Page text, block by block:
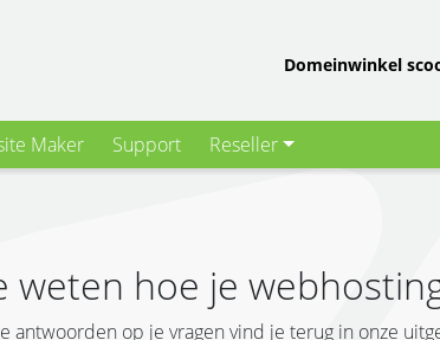
Domeinwinkel
Maker Support Reseller
weten hoe je
antwoorden op je vragen vind je terug in onze